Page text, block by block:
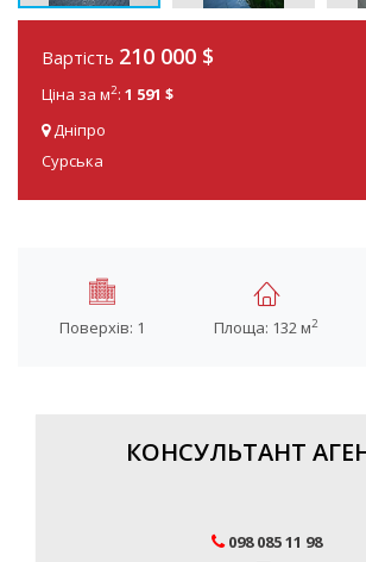
Вартість 210 000 $
Ціна за м2: 1 591 $
Дніпро
Сурська
Поверхів: 1 Площа: 132 м2
КОНСУЛЬТАНТ
098 085 11 98